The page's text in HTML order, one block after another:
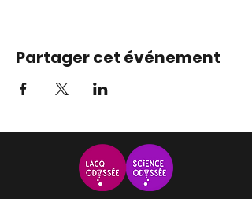
Partager cet événement